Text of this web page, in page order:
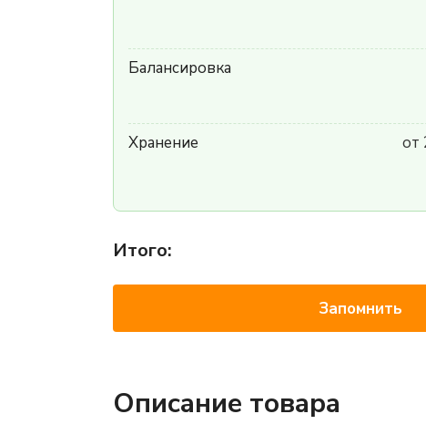
Балансировка
Хранение от
Итого:
Запомнить
Описание товара